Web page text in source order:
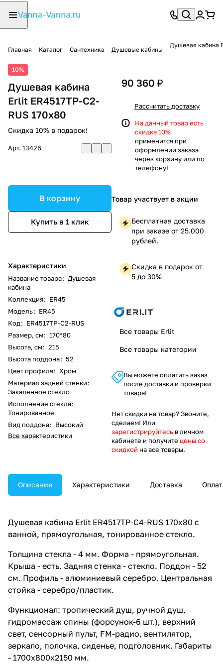
Главная Каталог Сантехника Душевые кабины
Душевая кабина
10%
Душевая кабина
Erlit ER4517TP-C2-
RUS 170x80
Скидка 10% в подарок!
Арт. 13426
В корзину
Купить в 1 клик
Характеристики
Название товара: Душевая
кабина
Коллекция: ER45
Модель: ER45
Код: ER4517TP-C2-RUS
Размер, см: 170*80
Высота, см: 215
Высота поддона: 52
Цвет профиля: Хром
Материал задней стенки:
Закаленное стекло
Исполнение стекла:
Тонированное
Вид поддона: Высокий
Все характеристики
90 360 ₽
Рассчитать доставку
На данный товар есть
скидка 10%
применится при
оформлении заказа
через корзину или по
телефону!
Товар участвует в акции
Бесплатная доставка
при заказе от 25.000
рублей.
Скидка в подарок от
5 до 30%
Все товары Erlit
Все товары категории
Вы можете оплатить заказ
после доставки и проверки
товара!
Нет скидки на товар? Звоните,
сделаем! Или
зарегистрируйтесь в личном
кабинете и получите цены со
скидкой на все товары.
Описание Характеристики Доставка
Душевая кабина Erlit ER4517TP-C4-RUS 170x80 с
ванной, прямоугольная, тонированное стекло.
Толщина стекла - 4 мм. Форма - прямоугольная.
Крыша - есть. Задняя стенка - стекло. Поддон - 52
см. Профиль - алюминиевый серебро. Центральная
стойка - серебро/пластик.
Функционал: тропический душ, ручной душ,
гидромассаж спины (форсунок-6 шт.), верхний
свет, сенсорный пульт, FM-радио, вентилятор,
зеркало, полочка, сиденье, подголовник. Габариты
- 1700x800x2150 мм.